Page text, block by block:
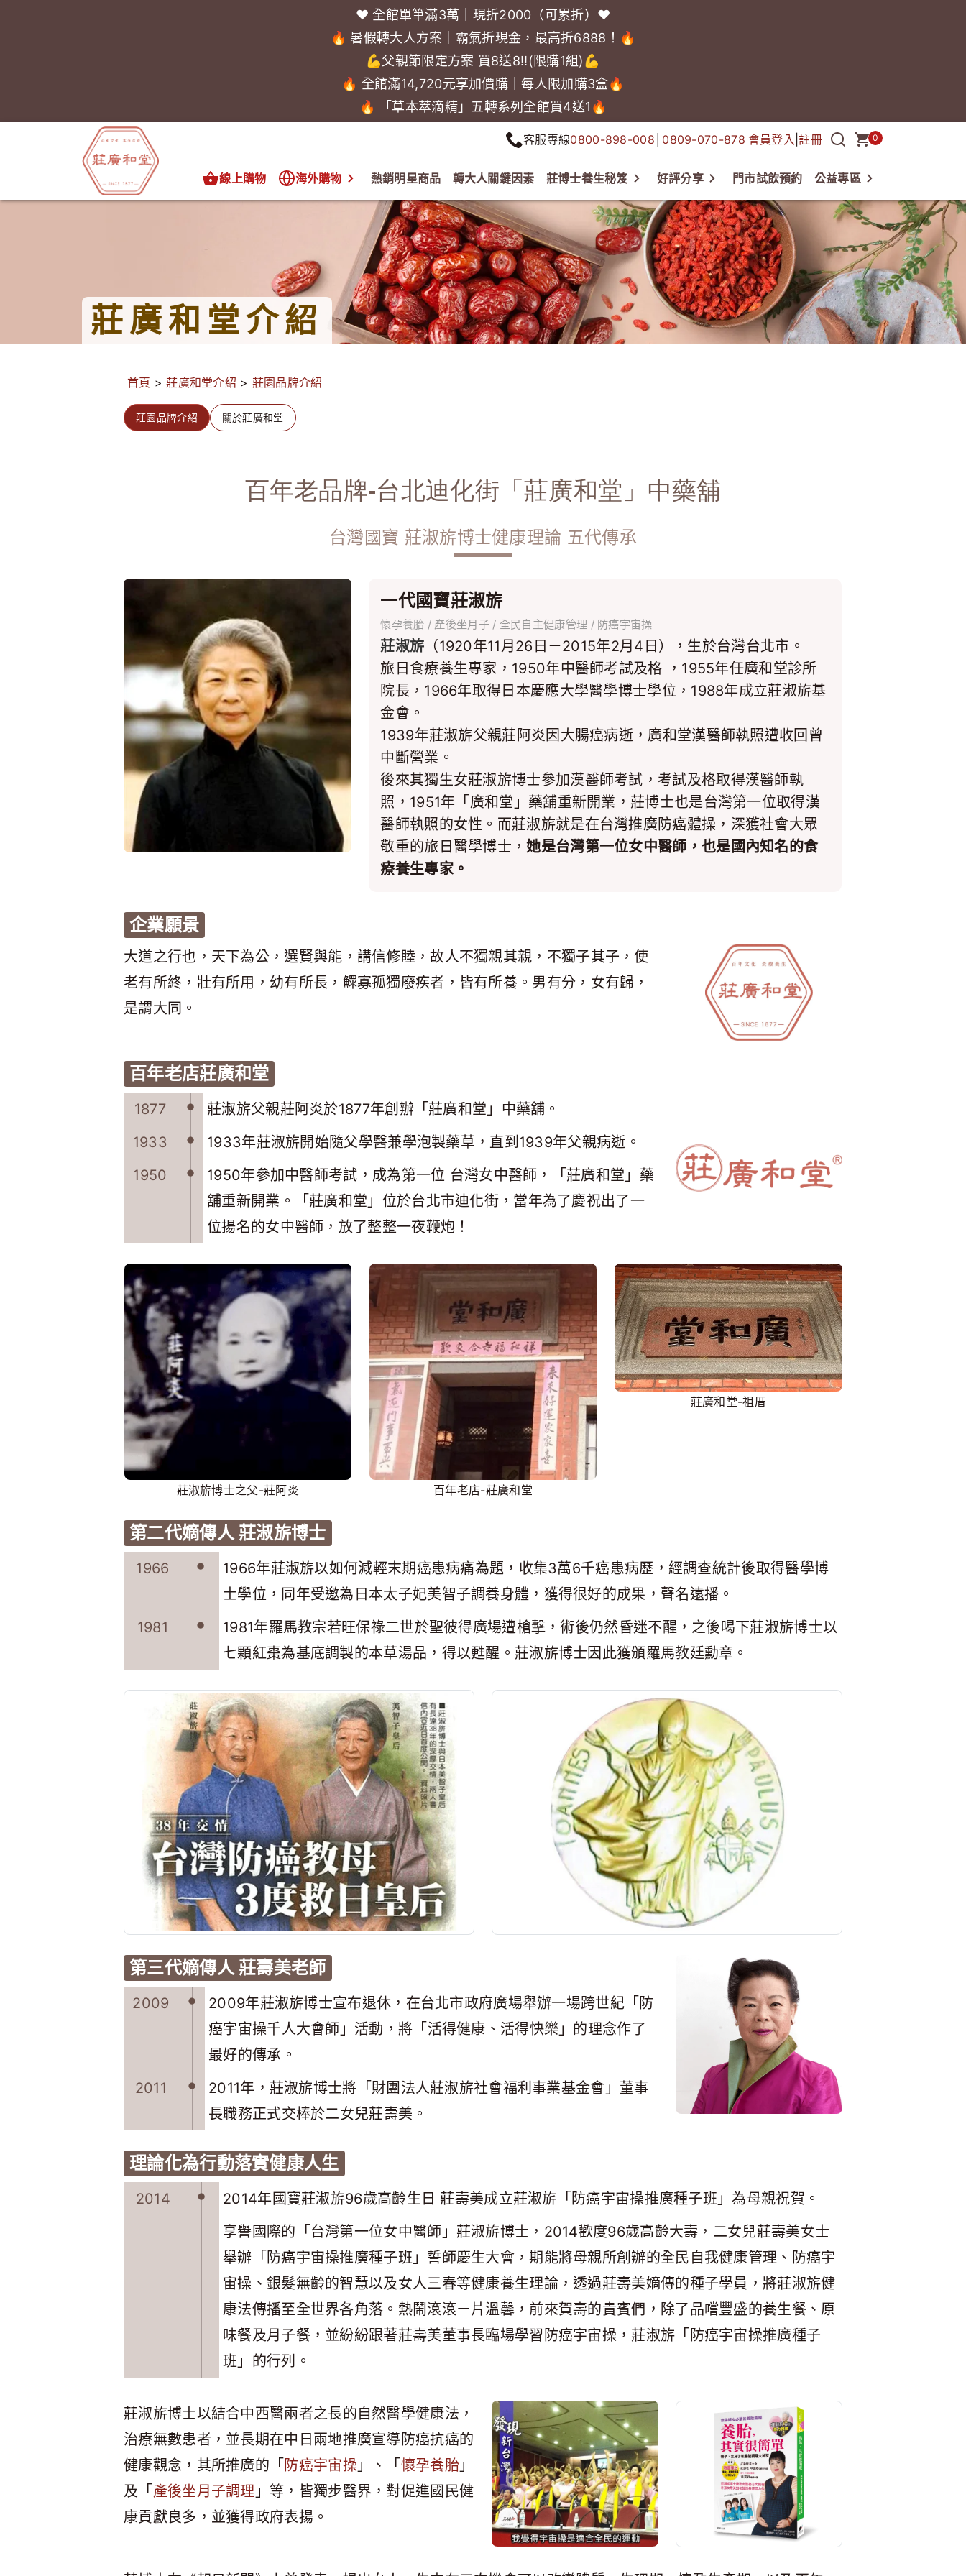
❤️ 全館單筆滿3萬｜現折2000（可累折）❤️
🔥 暑假轉大人方案｜霸氣折現金，最高折6888！🔥
💪父親節限定方案 買8送8!!(限購1組)💪
🔥 全館滿14,720元享加價購｜每人限加購3盒🔥
🔥 「草本萃滴精」五轉系列全館買4送1🔥
客服專線0800-898-008 0809-070-878 會員登入 |註冊 0
線上購物 海外購物 熱銷明星商品 轉大人關鍵因素 莊博士養生秘笈 好評分享 門市試飲預約 公益專區
莊廣和堂介紹
首頁 >莊廣和堂介紹 > 莊園品牌介紹
莊園品牌介紹 關於莊廣和堂
百年老品牌-台北迪化街「莊廣和堂」中藥舖
台灣國寶 莊淑旂博士健康理論 五代傳承
一代國寶莊淑旂
懷孕養胎 / 產後坐月子/ 全民自主健康管理 / 防癌宇宙操
莊淑旂 （1920年11月26日－2015年2月4日），生於台灣台北市。
旅日食療養生專家，1950年中醫師考試及格 ，1955年任廣和堂診所
院長，1966年取得日本慶應大學醫學博士學位，1988年成立莊淑旂基
金會。
1939年莊淑旂父親莊阿炎因大腸癌病逝，廣和堂漢醫師執照遭收回曾
中斷營業。
後來其獨生女莊淑旂博士參加漢醫師考試，考試及格取得漢醫師執
照，1951年「廣和堂」藥舖重新開業，莊博士也是台灣第一位取得漢
醫師執照的女性。而莊淑旂就是在台灣推廣防癌體操，深獲社會大眾
敬重的旅日醫學博士，她是台灣第一位女中醫師，也是國內知名的食
療養生專家。
企業願景
大道之行也，天下為公，選賢與能，講信修睦，故人不獨親其親，不獨子其子，使
老有所終，壯有所用，幼有所長，鰥寡孤獨廢疾者，皆有所養。男有分，女有歸，
是謂大同。
百年老店莊廣和堂
1877
莊淑旂父親莊阿炎於1877年創辦「莊廣和堂」中藥舖。
1933
1933年莊淑旂開始隨父學醫兼學泡製藥草，直到1939年父親病逝。
1950
1950年參加中醫師考試，成為第一位 台灣女中醫師，「莊廣和堂」藥
舖重新開業。「莊廣和堂」位於台北市迪化街，當年為了慶祝出了一
位揚名的女中醫師，放了整整一夜鞭炮！
莊淑旂博士之父-莊阿炎 百年老店-莊廣和堂
莊廣和堂-祖厝
第二代嫡傳人 莊淑旂博士
1966
1966年莊淑旂以如何減輕末期癌患病痛為題，收集3萬6千癌患病歷，經調查統計後取得醫學博
士學位，同年受邀為日本太子妃美智子調養身體，獲得很好的成果，聲名遠播。
1981
1981年羅馬教宗若旺保祿二世於聖彼得廣場遭槍擊，術後仍然昏迷不醒，之後喝下莊淑旂博士以
七顆紅棗為基底調製的本草湯品，得以甦醒。莊淑旂博士因此獲頒羅馬教廷勳章。
第三代嫡傳人 莊壽美老師
2009
2009年莊淑旂博士宣布退休，在台北市政府廣場舉辦一場跨世紀「防
癌宇宙操千人大會師」活動，將「活得健康、活得快樂」的理念作了
最好的傳承。
2011
2011年，莊淑旂博士將「財團法人莊淑旂社會福利事業基金會」董事
長職務正式交棒於二女兒莊壽美。
理論化為行動落實健康人生
2014
2014年國寶莊淑旂96歲高齡生日 莊壽美成立莊淑旂「防癌宇宙操推廣種子班」為母親祝賀。
享譽國際的「台灣第一位女中醫師」莊淑旂博士，2014歡度96歲高齡大壽，二女兒莊壽美女士
舉辦「防癌宇宙操推廣種子班」誓師慶生大會，期能將母親所創辦的全民自我健康管理、防癌宇
宙操、銀髮無齡的智慧以及女人三春等健康養生理論，透過莊壽美嫡傳的種子學員，將莊淑旂健
康法傳播至全世界各角落。熱鬧滾滾ㄧ片溫馨，前來賀壽的貴賓們，除了品嚐豐盛的養生餐、原
味餐及月子餐，並紛紛跟著莊壽美董事長臨場學習防癌宇宙操，莊淑旂「防癌宇宙操推廣種子
班」的行列。
莊淑旂博士以結合中西醫兩者之長的自然醫學健康法，
治療無數患者，並長期在中日兩地推廣宣導防癌抗癌的
健康觀念，其所推廣的「 防癌宇宙操 」、「 懷孕養胎 」
及「 產後坐月子調理 」等，皆獨步醫界，對促進國民健
康貢獻良多，並獲得政府表揚。